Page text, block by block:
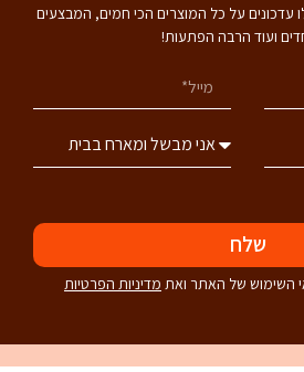
עדכונים על כל המוצרים הכי חמים, המבצעים
ועוד הרבה הפתעות!
שלח
השימוש של האתר ואת מדיניות הפרטיות